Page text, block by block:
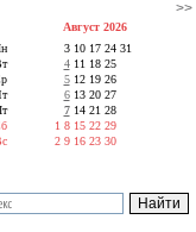
>>
Август 2026
3 10 17 24 31
4 11 18 25
5 12 19 26
6 13 20 27
7 14 21 28
1 8 15 22 29
2 9 16 23 30